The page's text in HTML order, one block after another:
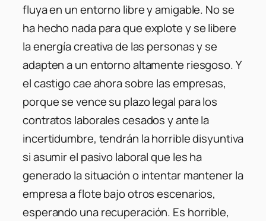
fluya en un entorno libre y amigable. No se
ha hecho nada para que explote y se libere
la energía creativa de las personas y se
adapten a un entorno altamente riesgoso. Y
el castigo cae ahora sobre las empresas,
porque se vence su plazo legal para los
contratos laborales cesados y ante la
incertidumbre, tendrán la horrible disyuntiva
si asumir el pasivo laboral que les ha
generado la situación o intentar mantener la
empresa a flote bajo otros escenarios,
esperando una recuperación. Es horrible,